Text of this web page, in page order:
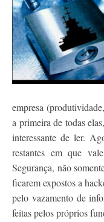
empresa
a primeira de todas
interessante de ler.
restantes em que
Segurança, não
ficarem expostos a
pelo vazamento de
feitas pelos próprios